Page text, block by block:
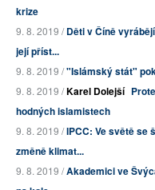
krize
9. 8. 2019 /Děti v Číně
její příst...
9. 8. 2019 /"Islámský stát"
9. 8. 2019 /Karel Dolejší
hodných islamistech
9. 8. 2019 /IPCC: Ve světě se
změně klimat...
9. 8. 2019 /Akademici ve